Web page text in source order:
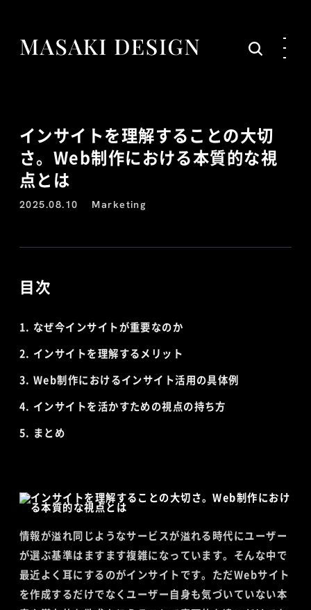
インサイトを理解することの大切
さ。Web制作における本質的な視
点とは
2025.08.10 Marketing
目次
なぜ今インサイトが重要なのか
インサイトを理解するメリット
Web制作におけるインサイト活用の具体例
インサイトを活かすための視点の持ち方
まとめ
情報が溢れ同じようなサービスが溢れる時代にユーザー
が選ぶ基準はますます複雑になっています。そんな中で
最近よく耳にするのがインサイトです。ただWebサイト
を作成するだけでなくユーザー自身も気づいていない本